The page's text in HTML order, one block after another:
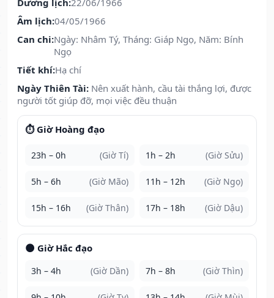
Dương lịch:22/06/1966
Âm lịch:04/05/1966
Can chi:Ngày: Nhâm Tý, Tháng: Giáp Ngọ, Năm: Bính
Ngọ
Tiết khí:Hạ chí
Ngày Thiên Tài: Nên xuất hành, cầu tài thắng lợi, được
người tốt giúp đỡ, mọi việc đều thuận
⏱️ Giờ Hoàng đạo
23h – 0h (Giờ Tí) 1h – 2h (Giờ Sửu)
5h – 6h (Giờ Mão) 11h – 12h (Giờ Ngọ)
15h – 16h (Giờ Thân) 17h – 18h (Giờ Dậu)
🌑 Giờ Hắc đạo
3h – 4h (Giờ Dần) 7h – 8h (Giờ Thìn)